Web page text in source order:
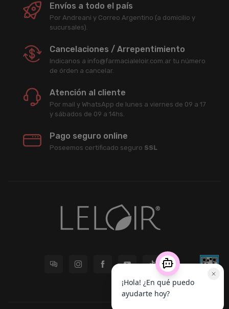
Envíos a todo el país
Por Andreani y Correo Argentino (a domicilio y
sucursales).
Cancelaciones / Arrepentimiento
Indicanos a info@farmacialeloir.com.ar tu número
de órden a cancelar.
Atención al cliente
Por mail y WhatsApp de lunes a viernes de 09 a 17
y sábados de 09 a 14hs.
Pago seguro online
Poseemos certificado seguro SSL